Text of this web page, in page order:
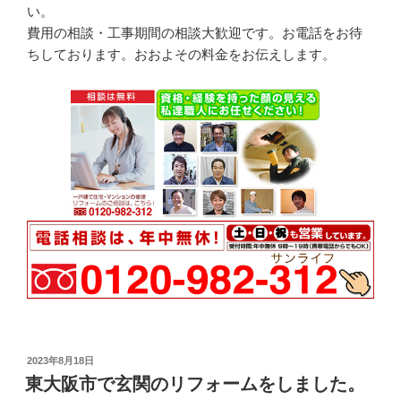
い。
費用の相談・工事期間の相談大歓迎です。お電話をお待
ちしております。おおよその料金をお伝えします。
投
稿
日:
2023年8月18日
東大阪市で玄関のリフォームをしました。